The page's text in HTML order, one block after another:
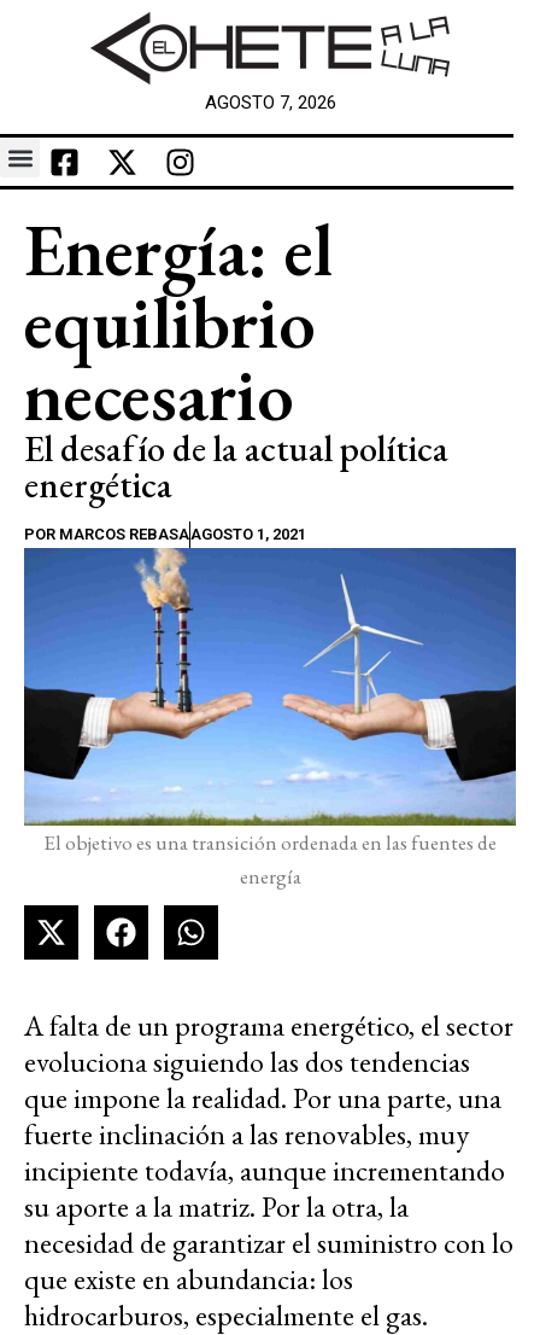
AGOSTO 7, 2026
Energía: el
equilibrio
necesario
El desafío de la actual política
energética
POR MARCOS REBASAAGOSTO 1, 2021
El objetivo es una transición ordenada en las fuentes de
energía
A falta de un programa energético, el sector
evoluciona siguiendo las dos tendencias
que impone la realidad. Por una parte, una
fuerte inclinación a las renovables, muy
incipiente todavía, aunque incrementando
su aporte a la matriz. Por la otra, la
necesidad de garantizar el suministro con lo
que existe en abundancia: los
hidrocarburos, especialmente el gas.